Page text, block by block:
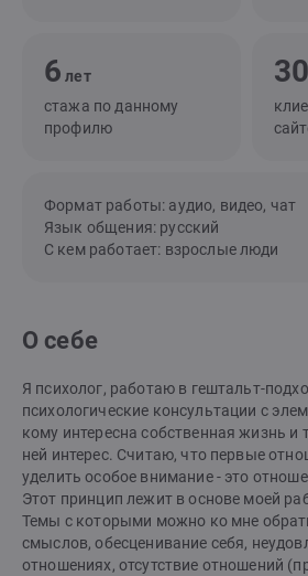
6 лет
стажа по данному
профилю
30
Формат работы: аудио, видео, чат
Язык общения: русский
С кем работает: взрослые люди
О себе
Я психолог, работаю в гештальт-
психологические консультации с
кому интересна собственная жизнь и
ней интерес. Считаю, что первые
уделить особое внимание - это
Этот принцип лежит в основе моей
Темы с которыми можно ко мне
смыслов, обесценивание себя,
отношениях, отсутствие отношений